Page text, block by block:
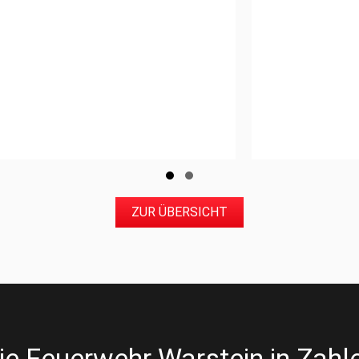
Slide group 1
Slide group 2
ZUR ÜBERSICHT